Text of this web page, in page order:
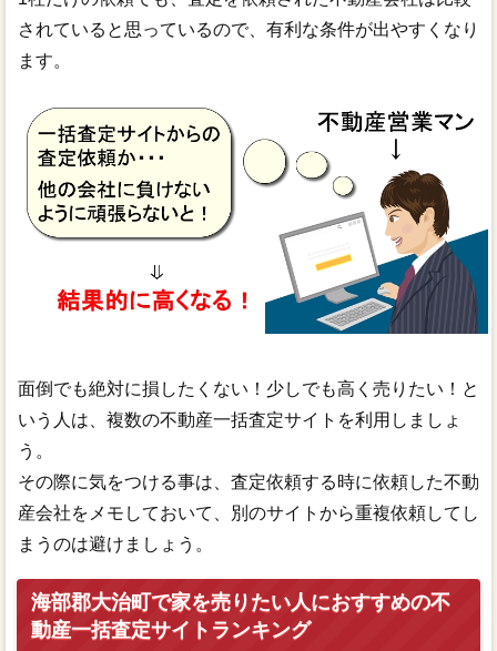
されていると思っているので、有利な条件が出やすくなり
ます。
面倒でも絶対に損したくない！少しでも高く売りたい！と
いう人は、複数の不動産一括査定サイトを利用しましょ
う。
その際に気をつける事は、査定依頼する時に依頼した不動
産会社をメモしておいて、別のサイトから重複依頼してし
まうのは避けましょう。
海部郡大治町で家を売りたい人におすすめの不
動産一括査定サイトランキング